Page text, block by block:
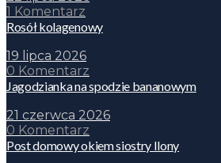
1 Komentarz
Rosół kolagenowy
19 lipca 2026
0 Komentarz
Jagodzianka na spodzie bananowym
21 czerwca 2026
0 Komentarz
Post domowy okiem siostry Ilony